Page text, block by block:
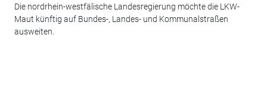
Die nordrhein-westfälische Landesregierung möchte die LKW-
Maut künftig auf Bundes-, Landes- und Kommunalstraßen
ausweiten.